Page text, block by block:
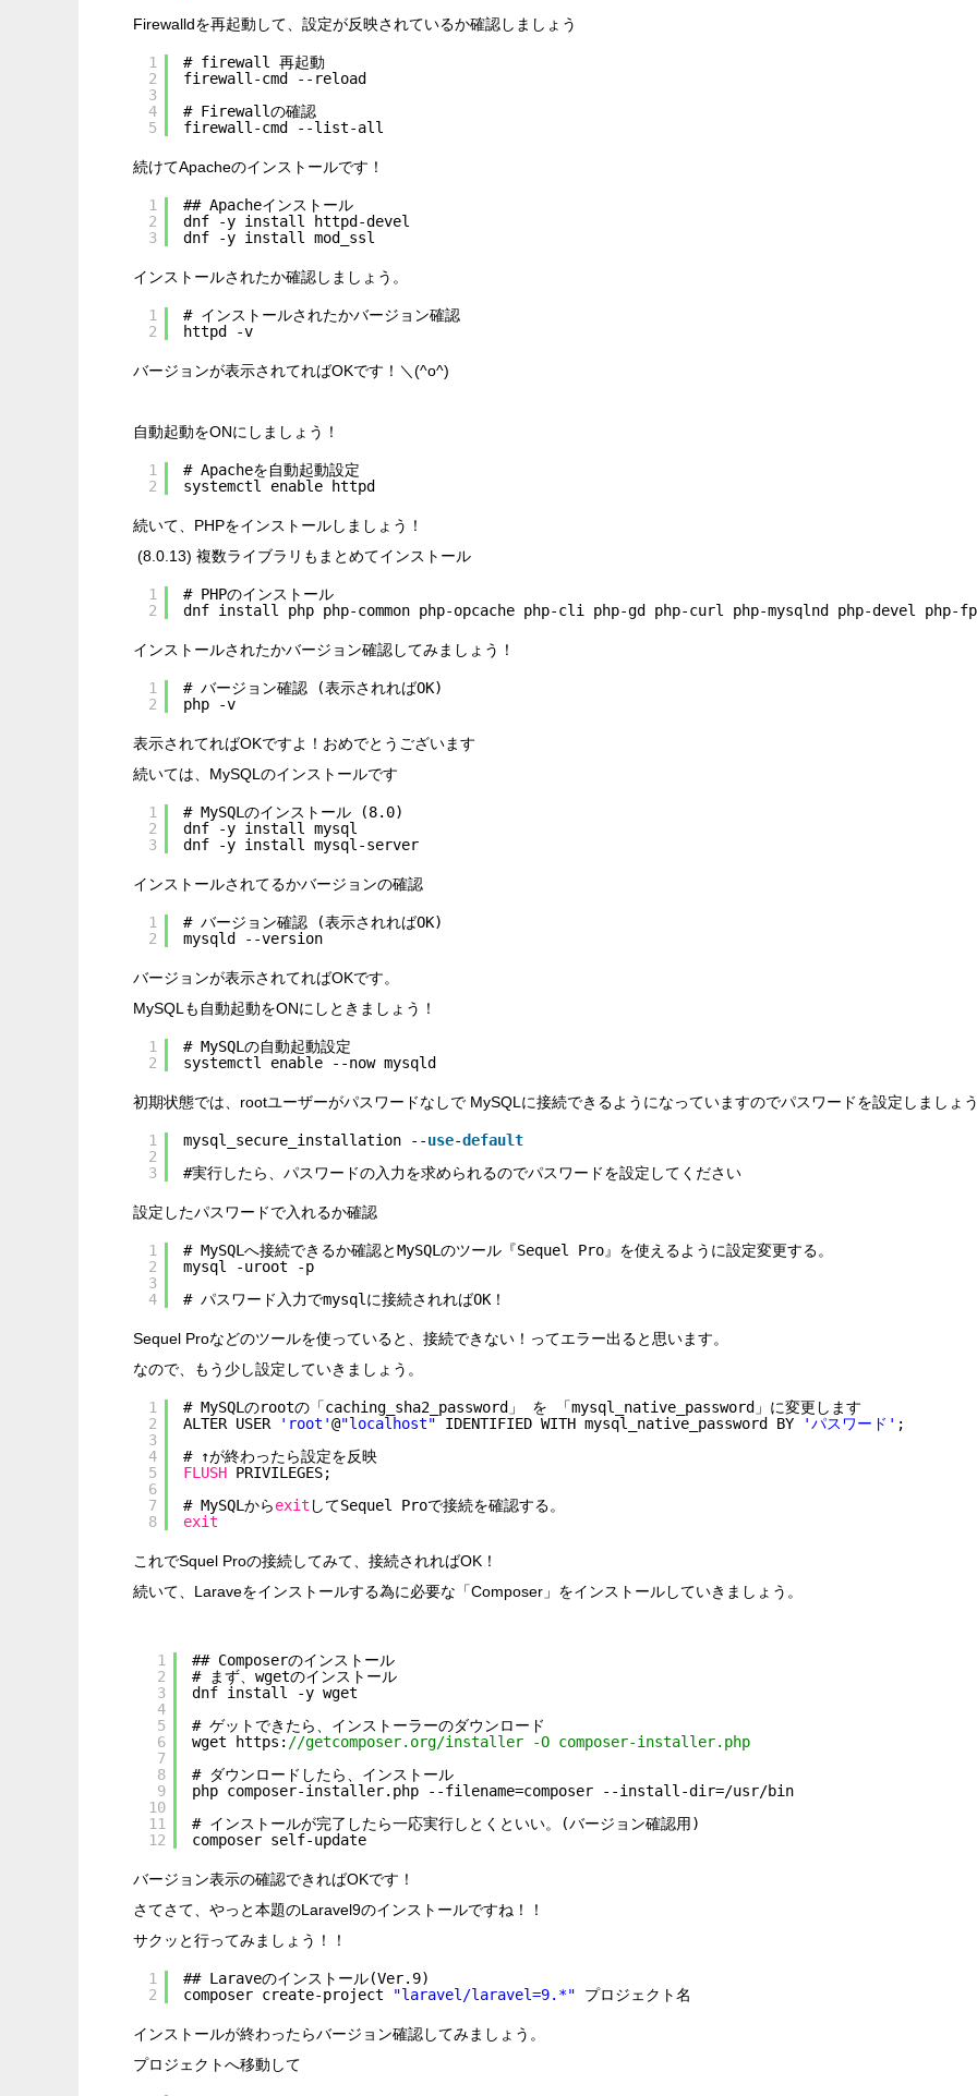
Firewalldを再起動して、設定が反映されているか確認しましょう
1
2
3
4
5
# firewall 再起動
firewall-cmd --reload
# Firewallの確認
firewall-cmd --list-all
続けてApacheのインストールです！
1
2
3
## Apacheインストール
dnf -y install httpd-devel
dnf -y install mod_ssl
インストールされたか確認しましょう。
1
2
# インストールされたかバージョン確認
httpd -v
バージョンが表示されてればOKです！＼(^o^)
自動起動をONにしましょう！
1
2
# Apacheを自動起動設定
systemctl enable httpd
続いて、PHPをインストールしましょう！
(8.0.13) 複数ライブラリもまとめてインストール
1
2
# PHPのインストール
dnf install php php-common php-opcache php-cli php-gd php-curl php-mysqlnd php-devel
インストールされたかバージョン確認してみましょう！
1
2
# バージョン確認 (表示されればOK)
php -v
表示されてればOKですよ！おめでとうございます
続いては、MySQLのインストールです
1
2
3
# MySQLのインストール (8.0)
dnf -y install mysql
dnf -y install mysql-server
インストールされてるかバージョンの確認
1
2
# バージョン確認 (表示されればOK)
mysqld --version
バージョンが表示されてればOKです。
MySQLも自動起動をONにしときましょう！
1
2
# MySQLの自動起動設定
systemctl enable --now mysqld
初期状態では、rootユーザーがパスワードなしで MySQLに接続できるようになっていますのでパスワードを設定しましょ
1
2
3
mysql_secure_installation --use-default
#実行したら、パスワードの入力を求められるのでパスワードを設定してください
設定したパスワードで入れるか確認
1
2
3
4
# MySQLへ接続できるか確認とMySQLのツール『Sequel Pro』を使えるように設定変更する。
mysql -uroot -p
# パスワード入力でmysqlに接続されればOK！
Sequel Proなどのツールを使っていると、接続できない！ってエラー出ると思います。
なので、もう少し設定していきましょう。
1
2
3
4
5
6
7
8
# MySQLのrootの「caching_sha2_password」 を 「mysql_native_password」に変更します
ALTER USER
'root'@"localhost" IDENTIFIED WITH mysql_native_password BY 'パスワード' ;
# ↑が終わったら設定を反映
FLUSH PRIVILEGES;
# MySQLからexit してSequel Proで接続を確認する。
exit
これでSquel Proの接続してみて、接続されればOK！
続いて、Laraveをインストールする為に必要な「Composer」をインストールしていきましょう。
1
2
3
4
5
6
7
8
9
10
11
12
## Composerのインストール
# まず、wgetのインストール
dnf install -y wget
# ゲットできたら、インストーラーのダウンロード
wget https: //getcomposer.org/installer -O composer-installer.php
# ダウンロードしたら、インストール
php composer-installer.php --filename=composer --install-dir=/usr/bin
# インストールが完了したら一応実行しとくといい。(バージョン確認用)
composer self-update
バージョン表示の確認できればOKです！
さてさて、やっと本題のLaravel9のインストールですね！！
サクッと行ってみましょう！！
1
2
## Laraveのインストール(Ver.9)
composer create-project
"laravel/laravel=9.*" プロジェクト名
インストールが終わったらバージョン確認してみましょう。
プロジェクトへ移動して